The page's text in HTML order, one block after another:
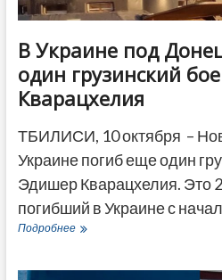
В Украине под
один грузинский
Кварацхелия
ТБИЛИСИ, 10 октября –
Украине погиб еще один
Эдишер Кварацхелия. Это
погибший в Украине с
ПодробнееВ
Донецком